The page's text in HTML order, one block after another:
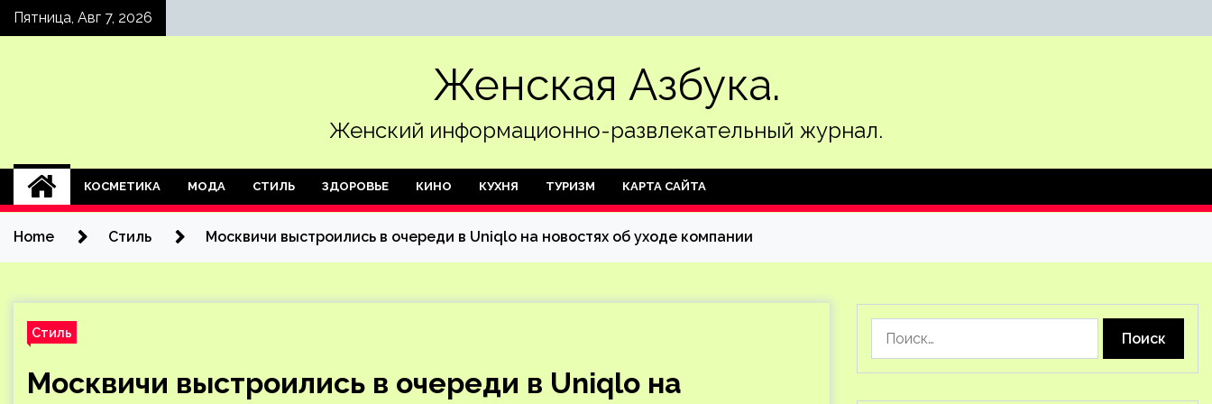
SkipПятница, Авг 7, 2026
Женская Азбука.
Женский информационно-развлекательный журнал.
КОСМЕТИКА МОДА СТИЛЬ ЗДОРОВЬЕ КИНО КУХНЯ ТУРИЗМ КАРТА САЙТА
Home Стиль Москвичи выстроились в очереди в Uniqlo на новостях об уходе компании
Стиль
Москвичи выстроились в очереди в Uniqlo на